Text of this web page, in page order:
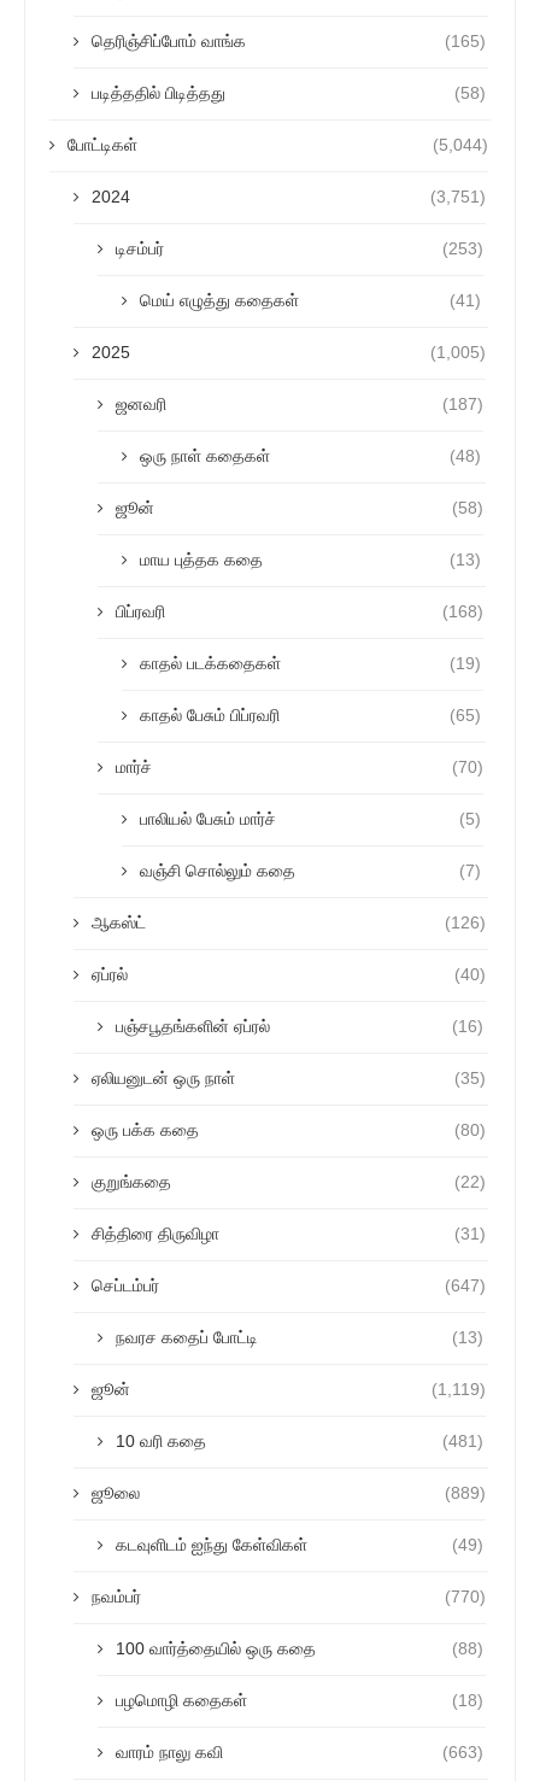
தெரிஞ்சிப்போம் வாங்க (165)
படித்ததில் பிடித்தது (58)
போட்டிகள் (5,044)
2024 (3,751)
டிசம்பர் (253)
மெய் எழுத்து கதைகள் (41)
2025 (1,005)
ஜனவரி (187)
ஒரு நாள் கதைகள் (48)
ஜூன் (58)
மாய புத்தக கதை (13)
பிப்ரவரி (168)
காதல் படக்கதைகள் (19)
காதல் பேசும் பிப்ரவரி (65)
மார்ச் (70)
பாலியல் பேசும் மார்ச் (5)
வஞ்சி சொல்லும் கதை (7)
ஆகஸ்ட் (126)
ஏப்ரல் (40)
பஞ்சபூதங்களின் ஏப்ரல் (16)
ஏலியனுடன் ஒரு நாள் (35)
ஒரு பக்க கதை (80)
குறுங்கதை (22)
சித்திரை திருவிழா (31)
செப்டம்பர் (647)
நவரச கதைப் போட்டி (13)
ஜூன் (1,119)
10 வரி கதை (481)
ஜூலை (889)
கடவுளிடம் ஐந்து கேள்விகள் (49)
நவம்பர் (770)
100 வார்த்தையில் ஒரு கதை (88)
பழமொழி கதைகள் (18)
வாரம் நாலு கவி (663)